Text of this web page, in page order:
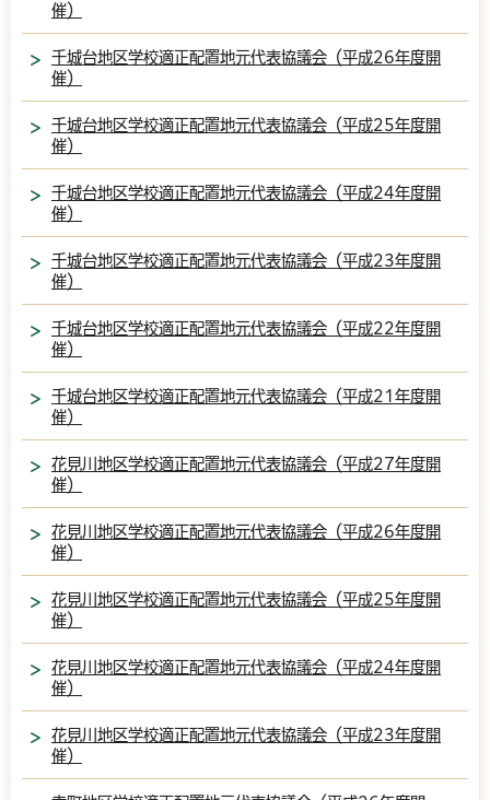
催）
千城台地区学校適正配置地元代表協議会（平成26年度開
催）
千城台地区学校適正配置地元代表協議会（平成25年度開
催）
千城台地区学校適正配置地元代表協議会（平成24年度開
催）
千城台地区学校適正配置地元代表協議会（平成23年度開
催）
千城台地区学校適正配置地元代表協議会（平成22年度開
催）
千城台地区学校適正配置地元代表協議会（平成21年度開
催）
花見川地区学校適正配置地元代表協議会（平成27年度開
催）
花見川地区学校適正配置地元代表協議会（平成26年度開
催）
花見川地区学校適正配置地元代表協議会（平成25年度開
催）
花見川地区学校適正配置地元代表協議会（平成24年度開
催）
花見川地区学校適正配置地元代表協議会（平成23年度開
催）